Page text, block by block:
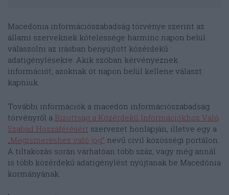
Macedónia információszabadság törvénye szerint az
állami szerveknek kötelessége harminc napon belül
válaszolni az írásban benyújtott közérdekű
adatigénylésekre. Akik szóban kérvényeznek
információt, azoknak öt napon belül kellene választ
kapniuk.
További információk a macedón információszabadság
törvényről a Bizottság a Közérdekű Információkhoz Való
Szabad Hozzáférésért szervezet honlapján, illetve egy a
Megismeréshez való jog” nevű civil közösségi portálon.
A tiltakozás során várhatóan több száz, vagy még annál
is több közérdekű adatigénylést nyújtanak be Macedónia
kormányának.